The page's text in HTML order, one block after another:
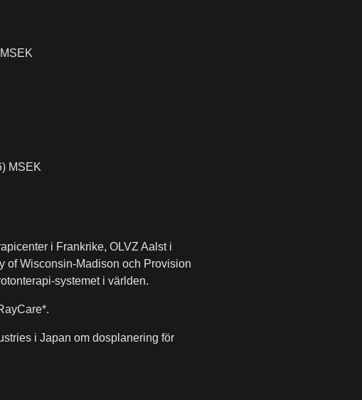
MSEK
i Frankrike, OLVZ Aalst i
of Wisconsin-Madison och Provision
systemet i världen.
i Japan om dosplanering för